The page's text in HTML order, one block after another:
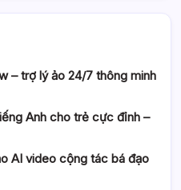
– trợ lý ảo 24/7 thông minh
Anh cho trẻ cực đỉnh –
AI video cộng tác bá đạo